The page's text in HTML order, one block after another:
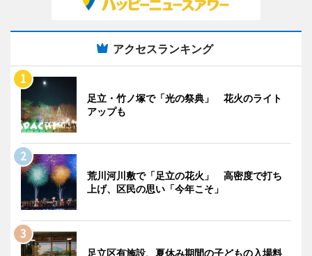
アクセスランキング
足立・竹ノ塚で「光の祭典」 花火のライト
アップも
荒川河川敷で「足立の花火」 高密度で打ち
上げ、区民の思い「今年こそ」
足立区有施設、夏休み期間の子どもの入場料